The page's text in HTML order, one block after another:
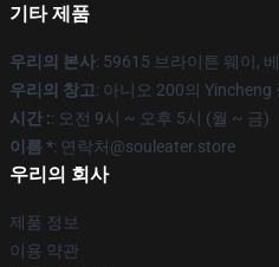
기타 제품
우리의 본사: 59615 브라이튼 웨이,
우리의 창고: 아니오 200의 Yincheng
시간 :: 오전 9시 ~ 오후 5시 (월 ~ 금)
이름 *: 연락처@souleater.store
우리의 회사
제품 정보
이용 약관